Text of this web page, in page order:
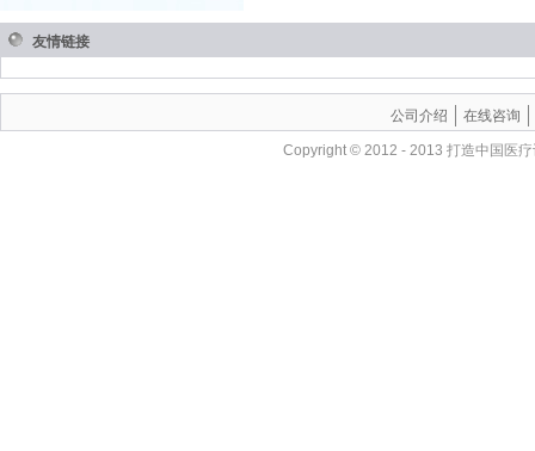
友情链接
公司介绍 在线咨询
Copyright © 2012 - 2013 打造中国医